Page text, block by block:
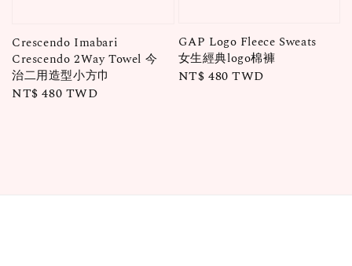
Crescendo Imabari
Crescendo 2Way Towel 今
治二用造型小方巾
Regular
NT$ 480 TWD
GAP Logo Fleece Sweats
女生經典logo棉褲
Regular
NT$ 480 TWD